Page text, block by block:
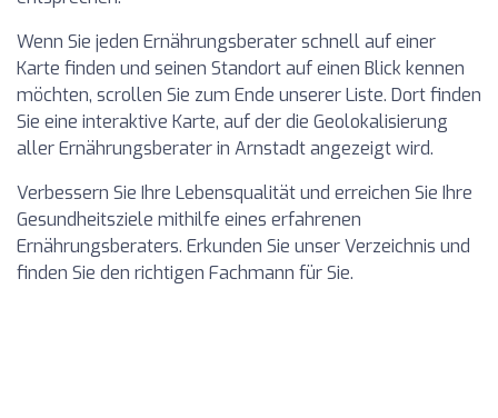
Wenn Sie jeden Ernährungsberater schnell auf einer
Karte finden und seinen Standort auf einen Blick kennen
möchten, scrollen Sie zum Ende unserer Liste. Dort finden
Sie eine interaktive Karte, auf der die Geolokalisierung
aller Ernährungsberater in Arnstadt angezeigt wird.
Verbessern Sie Ihre Lebensqualität und erreichen Sie Ihre
Gesundheitsziele mithilfe eines erfahrenen
Ernährungsberaters. Erkunden Sie unser Verzeichnis und
finden Sie den richtigen Fachmann für Sie.